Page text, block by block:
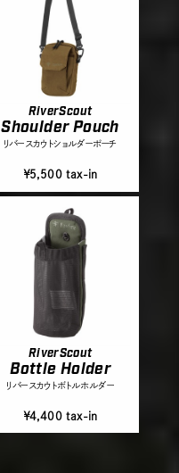
RiverScout
Shoulder Pouch
リバースカウトショルダーポーチ
￥5,500 tax-in
RiverScout
Bottle Holder
リバースカウトボトルホルダー
￥4,400 tax-in